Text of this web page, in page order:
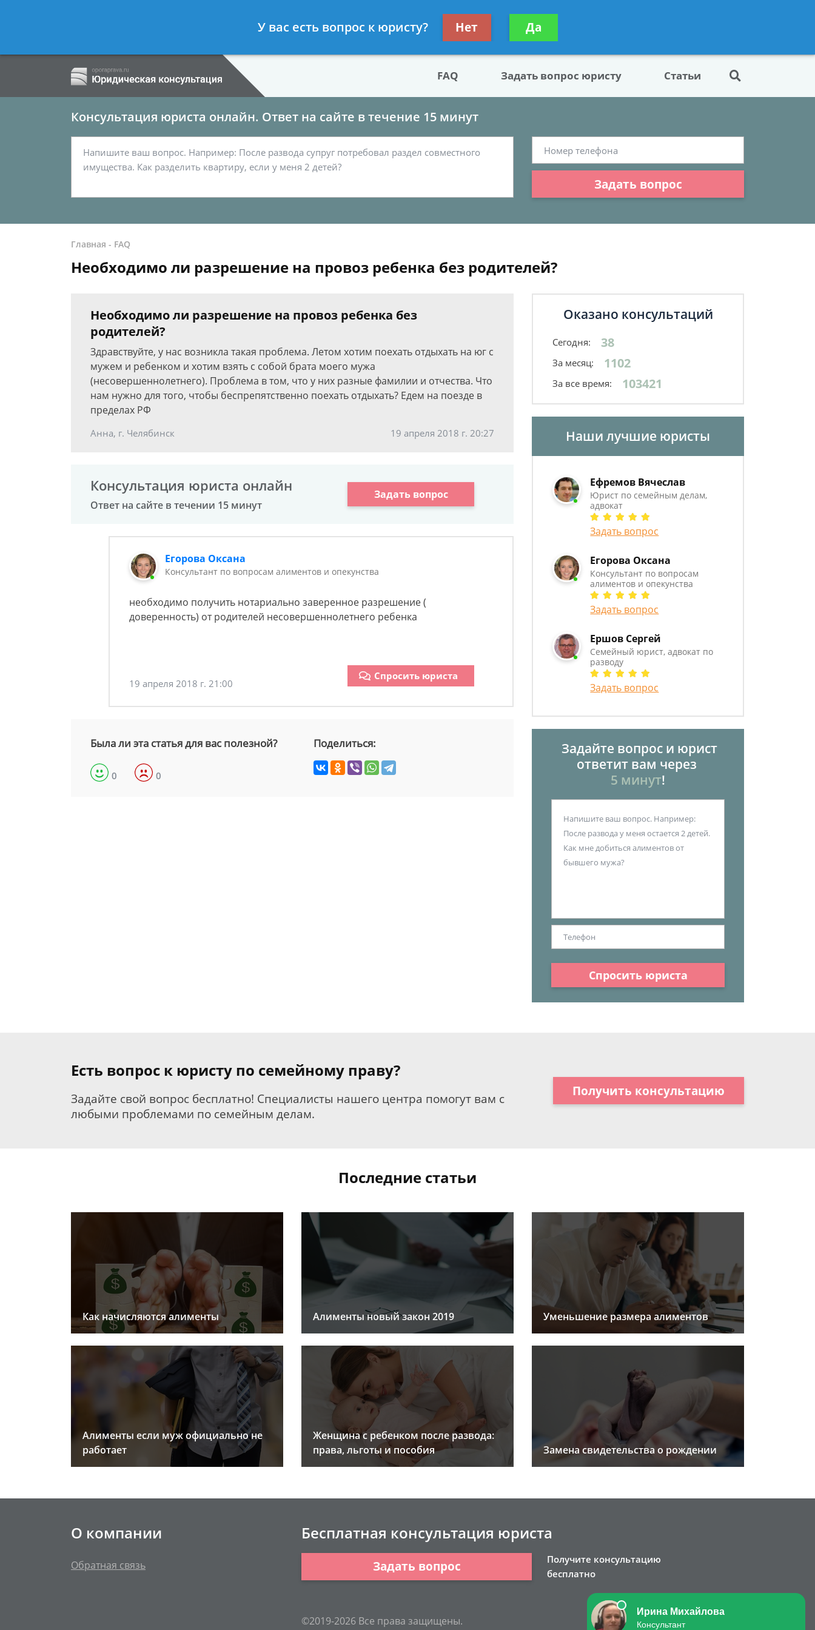
- Семейный юрист, адвокат по разводу
Получите консультацию
бесплатно
FAQ Задать вопрос юристу Статьи
Консультация юриста онлайн. Ответ на сайте в течение 15 минут
Задать вопрос
Главная - FAQ
Необходимо ли разрешение на провоз ребенка без родителей?
Необходимо ли разрешение на провоз ребенка без
родителей?
Здравствуйте, у нас возникла такая проблема. Летом хотим поехать отдыхать на юг с
мужем и ребенком и хотим взять с собой брата моего мужа
(несовершеннолетнего). Проблема в том, что у них разные фамилии и отчества. Что
нам нужно для того, чтобы беспрепятственно поехать отдыхать? Едем на поезде в
пределах РФ
Анна, г. Челябинск 19 апреля 2018 г. 20:27
Консультация юриста онлайн
Ответ на сайте в течении 15 минут
Задать вопрос
Егорова Оксана
Консультант по вопросам алиментов и опекунства
необходимо получить нотариально заверенное разрешение (
доверенность) от родителей несовершеннолетнего ребенка
19 апреля 2018 г. 21:00
Спросить юриста
Была ли эта статья для вас полезной?
0 0
Поделиться:
Оказано консультаций
Сегодня: 38
За месяц: 1102
За все время: 103421
Наши лучшие юристы
Ефремов Вячеслав
Юрист по семейным делам,
адвокат
Задать вопрос
Егорова Оксана
Консультант по вопросам
алиментов и опекунства
Задать вопрос
Ершов Сергей
Семейный юрист, адвокат по
разводу
Задать вопрос
Задайте вопрос и юрист
ответит вам через
5 минут!
Спросить юриста
Есть вопрос к юристу по семейному праву?
Задайте свой вопрос бесплатно! Специалисты нашего центра помогут вам с
любыми проблемами по семейным делам.
Получить консультацию
Последние статьи
Как начисляются алименты Алименты новый закон 2019 Уменьшение размера алиментов
Алименты если муж официально не
работает
Женщина с ребенком после развода:
права, льготы и пособия
Замена свидетельства о рождении
О компании
Обратная связь
Бесплатная консультация юриста
Задать вопрос
Получите консультацию
бесплатно
©2019-2026 Все права защищены.
У вас есть вопрос к юристу? Нет Да